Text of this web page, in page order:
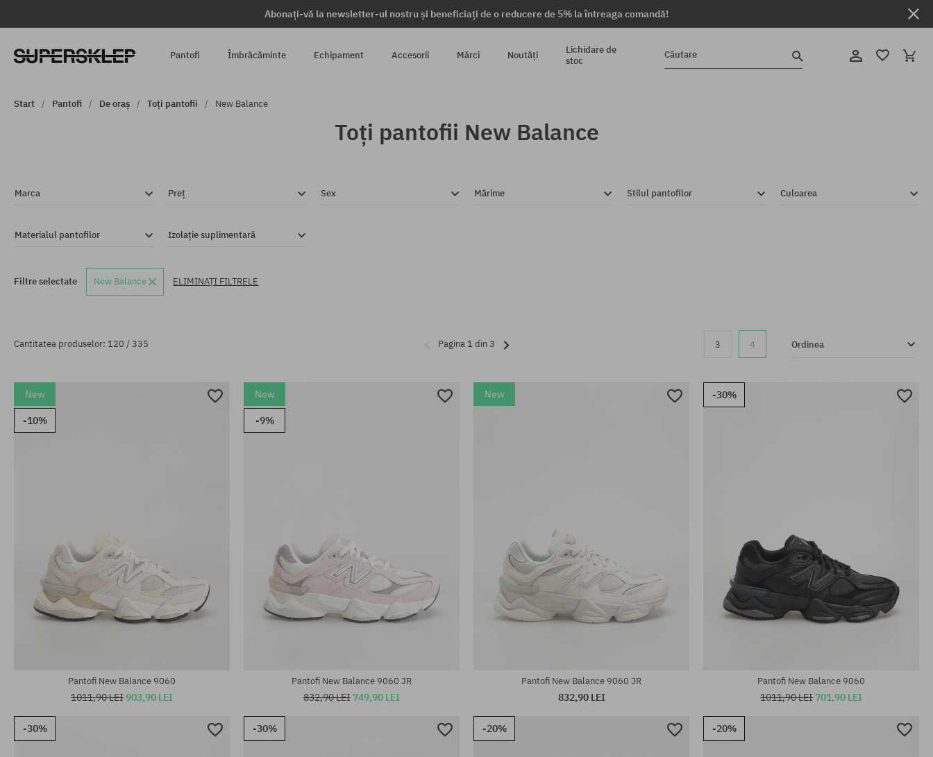
Abonați-vă la newsletter-ul nostru și beneficiați de o reducere de 5% la întreaga comandă!
Pantofi Îmbrăcăminte Echipament Accesorii Mărci Noutăți
Lichidare de
stoc
Căutare
Start Pantofi De oraș Toți pantofii New Balance
Toți pantofii New Balance
Marca Preț Sex Mărime Stilul pantofilor Culoarea
Materialul pantofilor Izolație suplimentară
Filtre selectate New Balance ELIMINAȚI FILTRELE
Cantitatea produselor: 120 / 335 Pagina 1 din 3 3 4 Ordinea
New
-10%
Pantofi New Balance 9060
1011,90 LEI903,90 LEI
New
-9%
Pantofi New Balance 9060 JR
832,90 LEI 749,90 LEI
New
Pantofi New Balance 9060 JR
832,90 LEI
-30%
Pantofi New Balance 9060
1011,90 LEI 701,90 LEI
-30% -30% -20% -20%